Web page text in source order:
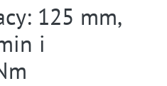
125 mm,
i